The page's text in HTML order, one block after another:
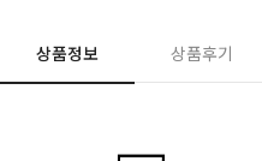
상품정보 상품후기